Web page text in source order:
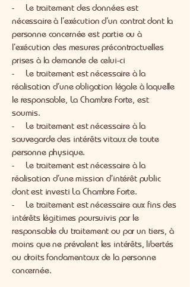
- Le traitement des données est
nécessaire à l’exécution d’un contrat dont la
personne concernée est partie ou à
l’exécution des mesures précontractuelles
prises à la demande de celui-ci
- Le traitement est nécessaire à la
réalisation d’une obligation légale à laquelle
le responsable, La Chambre Forte, est
soumis.
- Le traitement est nécessaire à la
sauvegarde des intérêts vitaux de toute
personne physique.
- Le traitement est nécessaire à la
réalisation d’une mission d’intérêt public
dont est investi La Chambre Forte.
- Le traitement est nécessaire aux fins des
intérêts légitimes poursuivis par le
responsable du traitement ou par un tiers, à
moins que ne prévalent les intérêts, libertés
ou droits fondamentaux de la personne
concernée.